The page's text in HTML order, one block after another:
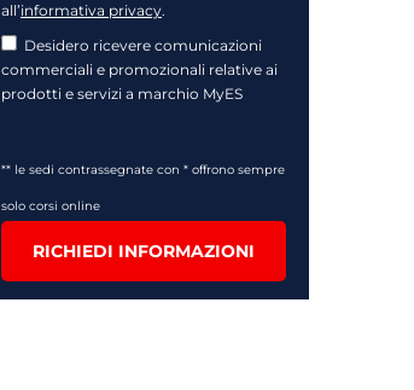
all’informativa privacy.
Desidero ricevere comunicazioni
commerciali e promozionali relative ai
prodotti e servizi a marchio MyES
** le sedi contrassegnate con * offrono sempre
solo corsi online
RICHIEDI INFORMAZIONI